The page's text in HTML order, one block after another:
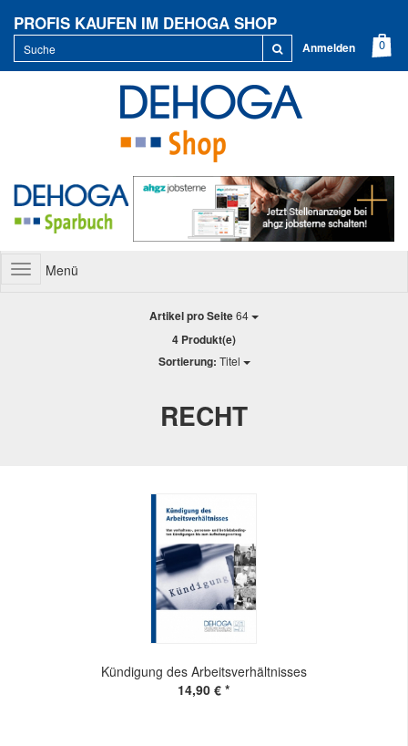
PROFIS KAUFEN IM DEHOGA SHOP
Anmelden
ToggleMenü
Artikel pro Seite64
4 Produkt(e)
Sortierung: Titel
RECHT
Kündigung des Arbeitsverhältnisses
14,90 € *